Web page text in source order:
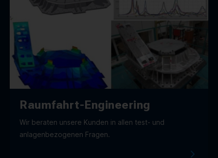
Raumfahrt-Engineering
Wir beraten unsere Kunden in allen test- und
anlagenbezogenen Fragen.